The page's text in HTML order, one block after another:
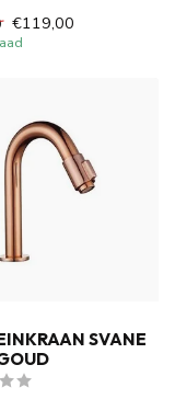
€119,00
SVANE